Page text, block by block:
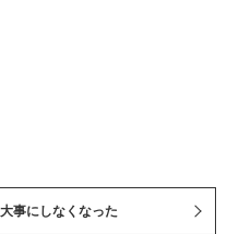
事にしなくなった